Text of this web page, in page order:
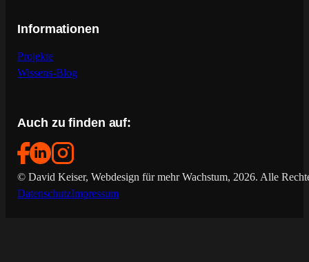
Informationen
Projekte
Wissens-Blog
Auch zu finden auf:
© David Keiser, Webdesign für mehr Wachstum, 2026. Alle
DatenschutzImpressum